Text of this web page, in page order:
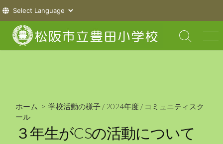
テ
検
索
メ
ニ
ホーム > 学校活動の様子 /2024年度 / コミュニティスク
ール
３年生がCSの活動について